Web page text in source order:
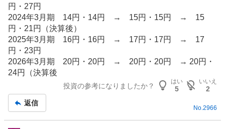
円・27円
2024年3月期 14円・14円 → 15円・15円 → 15
円・21円（決算後）
2025年3月期 16円・16円 → 17円・17円 → 17
円・23円
2026年3月期 20円・20円 → 20円・20円 → 20円・
24円（決算後
投資の参考になりましたか？
はい
5
いいえ
2
返信
No.2966